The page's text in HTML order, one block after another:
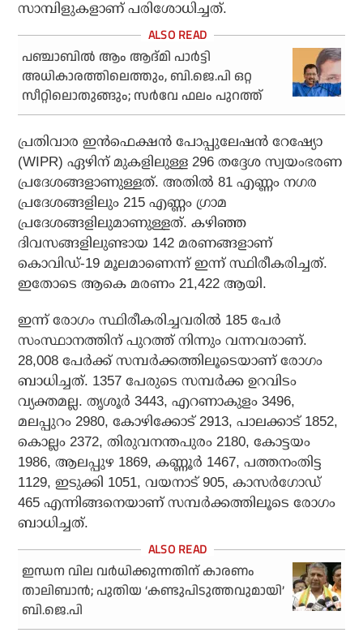
സാമ്പിളുകളാണ് പരിശോധിച്ചത്.
പഞ്ചാബില്‍ ആം ആദ്മി പാര്‍ട്ടി
അധികാരത്തിലെത്തും, ബി.ജെ.പി ഒറ്റ
സീറ്റിലൊതുങ്ങും; സര്‍വേ ഫലം പുറത്ത്
പ്രതിവാര ഇന്‍ഫെക്ഷന്‍ പോപ്പുലേഷന്‍ റേഷ്യോ
(WIPR) ഏഴിന് മുകളിലുള്ള 296 തദ്ദേശ സ്വയംഭരണ
പ്രദേശങ്ങളാണുള്ളത്. അതില്‍ 81 എണ്ണം നഗര
പ്രദേശങ്ങളിലും 215 എണ്ണം ഗ്രാമ
പ്രദേശങ്ങളിലുമാണുള്ളത്. കഴിഞ്ഞ
ദിവസങ്ങളിലുണ്ടായ 142 മരണങ്ങളാണ്
കൊവിഡ്-19 മൂലമാണെന്ന് ഇന്ന് സ്ഥിരീകരിച്ചത്.
ഇതോടെ ആകെ മരണം 21,422 ആയി.
ഇന്ന് രോഗം സ്ഥിരീകരിച്ചവരില്‍ 185 പേര്‍
സംസ്ഥാനത്തിന് പുറത്ത് നിന്നും വന്നവരാണ്.
28,008 പേര്‍ക്ക് സമ്പര്‍ക്കത്തിലൂടെയാണ് രോഗം
ബാധിച്ചത്. 1357 പേരുടെ സമ്പര്‍ക്ക ഉറവിടം
വ്യക്തമല്ല. തൃശൂര്‍ 3443, എറണാകുളം 3496,
മലപ്പുറം 2980, കോഴിക്കോട് 2913, പാലക്കാട് 1852,
കൊല്ലം 2372, തിരുവനന്തപുരം 2180, കോട്ടയം
1986, ആലപ്പുഴ 1869, കണ്ണൂര്‍ 1467, പത്തനംതിട്ട
1129, ഇടുക്കി 1051, വയനാട് 905, കാസര്‍ഗോഡ്
465 എന്നിങ്ങനെയാണ് സമ്പര്‍ക്കത്തിലൂടെ രോഗം
ബാധിച്ചത്.
ഇന്ധന വില വര്‍ധിക്കുന്നതിന് കാരണം
താലിബാന്‍; പുതിയ ‘കണ്ടുപിടുത്തവുമായി’
ബി.ജെ.പി